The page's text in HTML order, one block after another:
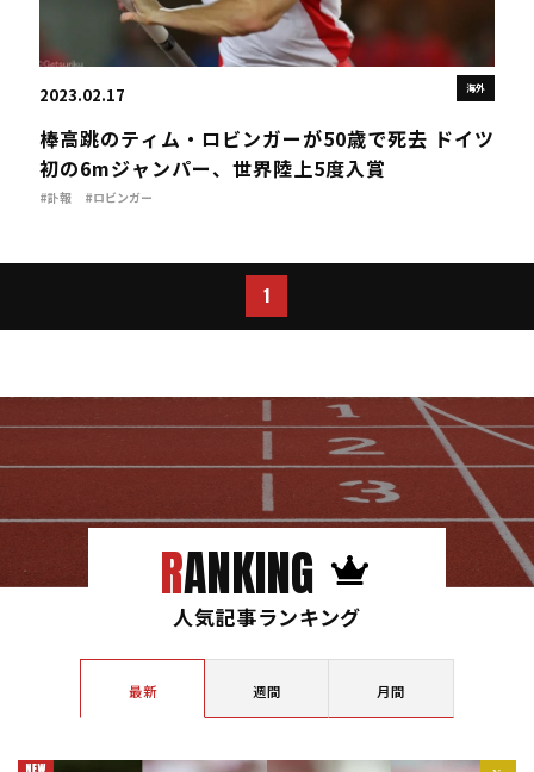
海外
2023.02.17
棒高跳のティム・ロビンガーが50歳で死去 ドイツ
初の6mジャンパー、世界陸上5度入賞
#訃報 #ロビンガー
1
RANKING
人気記事ランキング
最新 週間 月間